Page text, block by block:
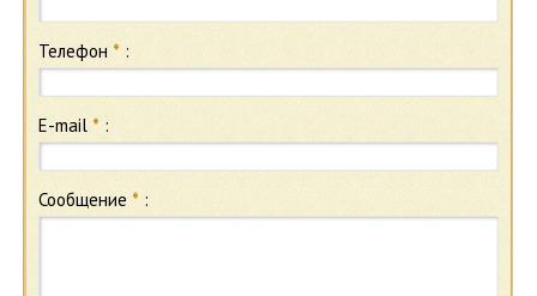
Телефон * :
E-mail * :
Сообщение * :